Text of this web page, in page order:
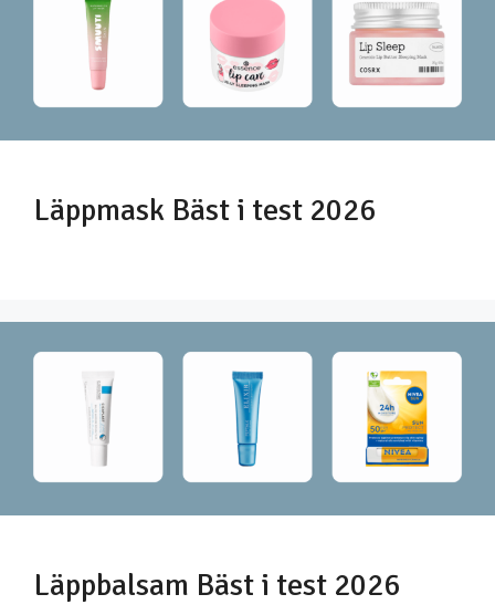
Läppmask Bäst i test 2026
Läppbalsam Bäst i test 2026